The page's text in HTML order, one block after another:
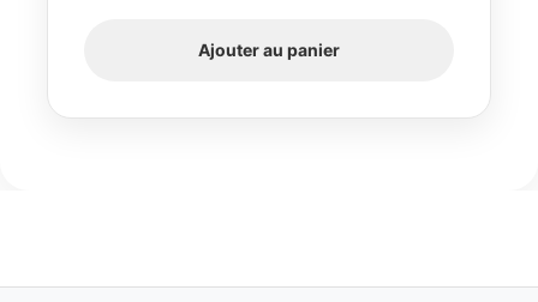
Ajouter au panier